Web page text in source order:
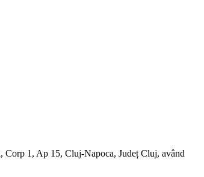
Corp 1, Ap 15, Cluj-Napoca, Județ Cluj, având